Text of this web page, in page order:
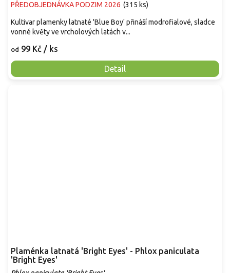
PŘEDOBJEDNÁVKA PODZIM 2026 (315 ks)
od 99 Kč / ks
Detail
Kultivar plamenky latnaté 'Blue Boy' přináší modrofialové, sladce
vonné květy ve vrcholových latách v...
Plaménka latnatá 'Bright Eyes' - Phlox paniculata
'Bright Eyes'